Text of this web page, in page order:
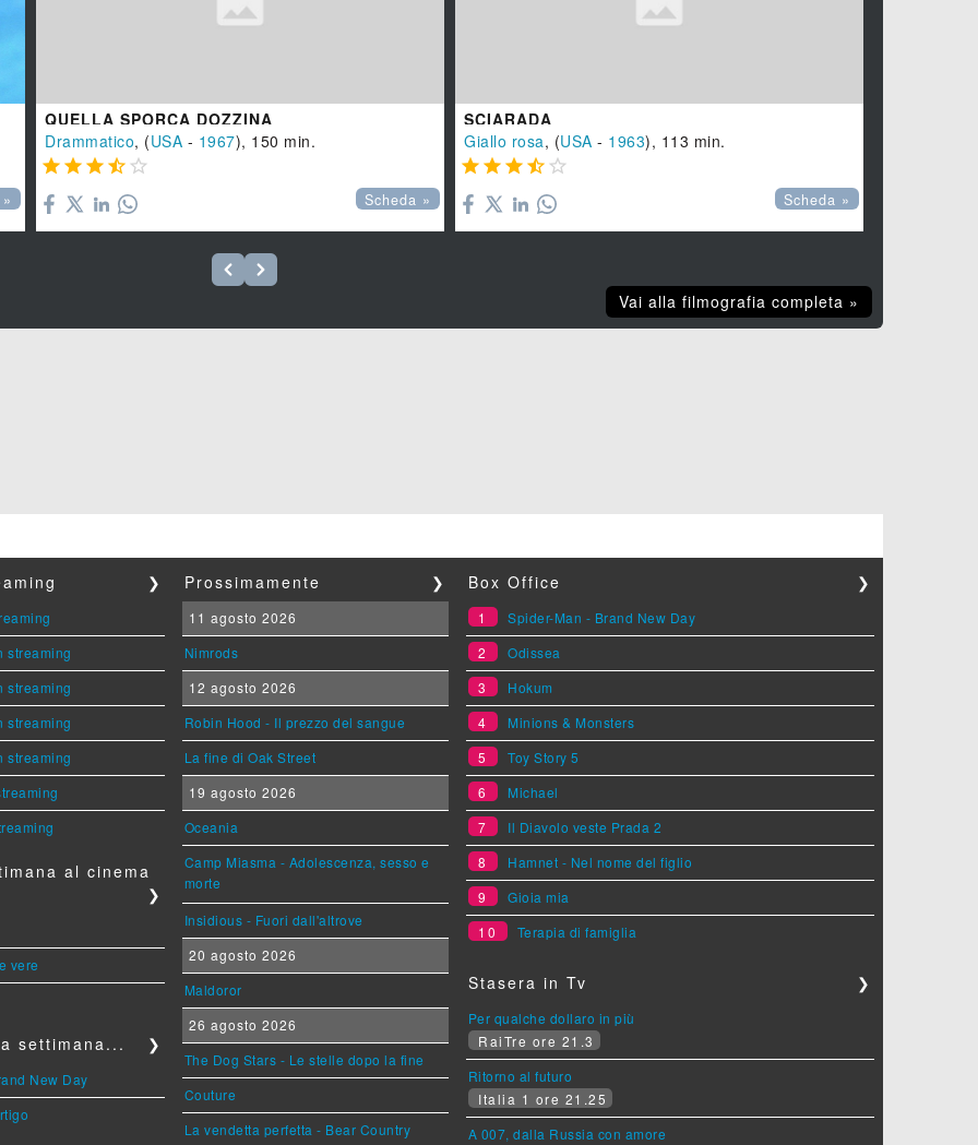
QUELLA SPORCA DOZZINA
Drammatico, (USA - 1967), 150 min.
    
Scheda »
SCIARADA
Giallo rosa, (USA - 1963), 113 min.
    
Scheda »
Vai alla filmografia completa »
❯
streaming
streaming
streaming
streaming
al cinema
❯
vere
settimana... ❯
New Day
Prossimamente ❯
11 agosto 2026
Nimrods
12 agosto 2026
Robin Hood - Il prezzo del sangue
La fine di Oak Street
19 agosto 2026
Oceania
Camp Miasma - Adolescenza, sesso e
morte
Insidious - Fuori dall'altrove
20 agosto 2026
Maldoror
26 agosto 2026
The Dog Stars - Le stelle dopo la fine
Couture
La vendetta perfetta - Bear Country
Box Office ❯
1
Spider-Man - Brand New Day
2
Odissea
3
Hokum
4
Minions & Monsters
5
Toy Story 5
6
Michael
7
Il Diavolo veste Prada 2
8
Hamnet - Nel nome del figlio
9
Gioia mia
10
Terapia di famiglia
Stasera in Tv ❯
Per qualche dollaro in più
RaiTre ore 21.3
Ritorno al futuro
Italia 1 ore 21.25
A 007, dalla Russia con amore